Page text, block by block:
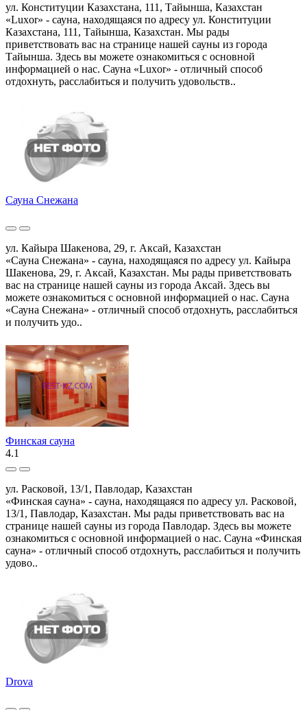
ул. Конституции Казахстана, 111, Тайынша, Казахстан
«Luxor» - сауна, находящаяся по адресу ул. Конституции
Казахстана, 111, Тайынша, Казахстан. Мы рады
приветствовать вас на странице нашей сауны из города
Тайынша. Здесь вы можете ознакомиться с основной
информацией о нас. Сауна «Luxor» - отличный способ
отдохнуть, расслабиться и получить удовольств..
Сауна Снежана
ул. Кайыра Шакенова, 29, г. Аксай, Казахстан
«Сауна Снежана» - сауна, находящаяся по адресу ул. Кайыра
Шакенова, 29, г. Аксай, Казахстан. Мы рады приветствовать
вас на странице нашей сауны из города Аксай. Здесь вы
можете ознакомиться с основной информацией о нас. Сауна
«Сауна Снежана» - отличный способ отдохнуть, расслабиться
и получить удо..
Финская сауна
4.1
ул. Расковой, 13/1, Павлодар, Казахстан
«Финская сауна» - сауна, находящаяся по адресу ул. Расковой,
13/1, Павлодар, Казахстан. Мы рады приветствовать вас на
странице нашей сауны из города Павлодар. Здесь вы можете
ознакомиться с основной информацией о нас. Сауна «Финская
сауна» - отличный способ отдохнуть, расслабиться и получить
удово..
Drova